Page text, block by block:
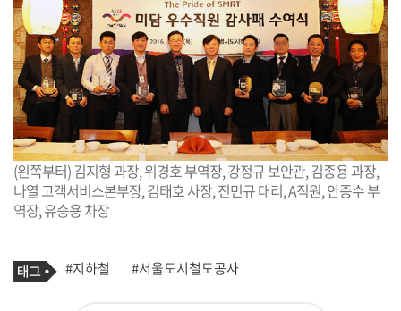
(왼쪽부터) 김지형 과장, 위경호 부역장, 강정규 보안관, 김종용 과장,
나열 고객서비스본부장, 김태호 사장, 진민규 대리, A직원, 안종수 부
역장, 유승용 차장
기
사
태
그
#지하철 #서울도시철도공사